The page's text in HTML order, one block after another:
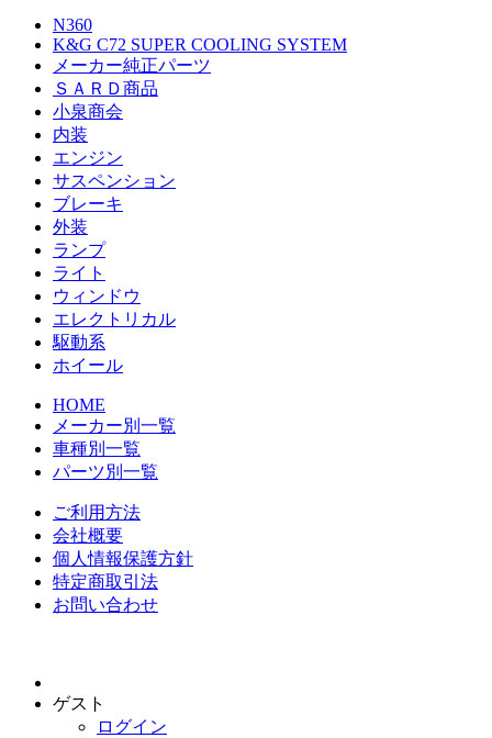
N360
K&G C72 SUPER COOLING SYSTEM
メーカー純正パーツ
ＳＡＲＤ商品
小泉商会
内装
エンジン
サスペンション
ブレーキ
外装
ランプ
ライト
ウィンドウ
エレクトリカル
駆動系
ホイール
HOME
メーカー別一覧
車種別一覧
パーツ別一覧
ご利用方法
会社概要
個人情報保護方針
特定商取引法
お問い合わせ
ゲスト
ログイン